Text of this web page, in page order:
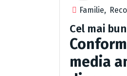
Familie,
Cel mai
media